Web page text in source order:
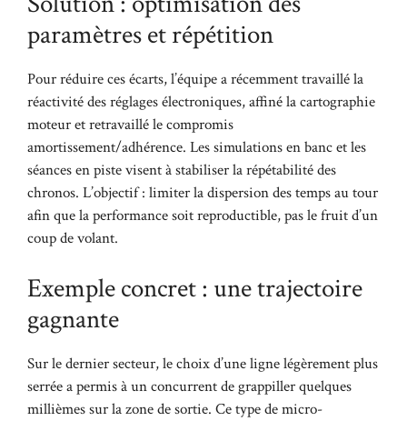
paramètres et répétition
Pour réduire ces écarts, l’équipe a récemment travaillé la
réactivité des réglages électroniques, affiné la cartographie
moteur et retravaillé le compromis
amortissement/adhérence. Les simulations en banc et les
séances en piste visent à stabiliser la répétabilité des
chronos. L’objectif : limiter la dispersion des temps au tour
afin que la performance soit reproductible, pas le fruit d’un
coup de volant.
Exemple concret : une trajectoire
gagnante
Sur le dernier secteur, le choix d’une ligne légèrement plus
serrée a permis à un concurrent de grappiller quelques
millièmes sur la zone de sortie. Ce type de micro-